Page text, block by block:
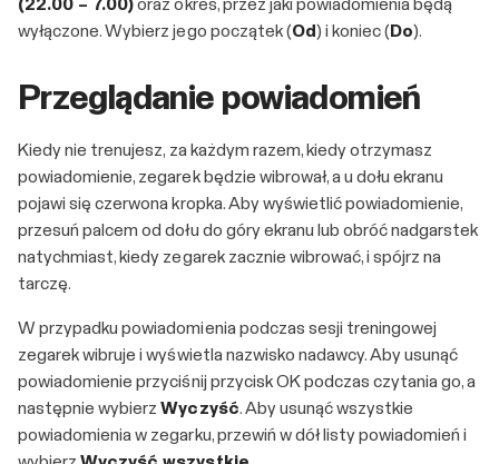
(22.00 – 7.00)oraz okres, przez jaki powiadomienia będą
wyłączone. Wybierz jego początek (Od) i koniec (Do).
Przeglądanie powiadomień
Kiedy nie trenujesz, za każdym razem, kiedy otrzymasz
powiadomienie, zegarek będzie wibrował, a u dołu ekranu
pojawi się czerwona kropka. Aby wyświetlić powiadomienie,
przesuń palcem od dołu do góry ekranu lub obróć nadgarstek
natychmiast, kiedy zegarek zacznie wibrować, i spójrz na
tarczę.
W przypadku powiadomienia podczas sesji treningowej
zegarek wibruje i wyświetla nazwisko nadawcy. Aby usunąć
powiadomienie przyciśnij przycisk OK podczas czytania go, a
następnie wybierzWyczyść. Aby usunąć wszystkie
powiadomienia w zegarku, przewiń w dół listy powiadomień i